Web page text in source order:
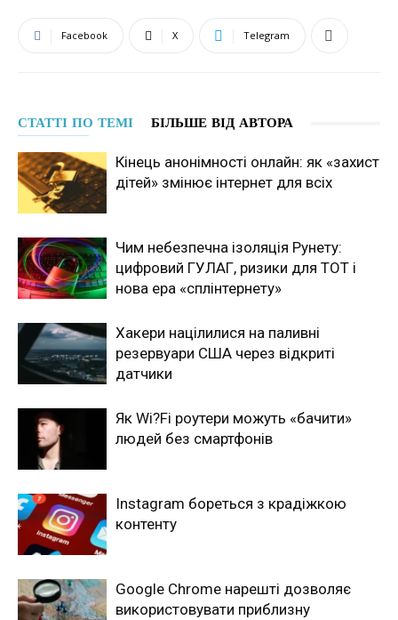
Facebook X Telegram
СТАТТІ ПО ТЕМІ БІЛЬШЕ ВІД АВТОРА
Кінець анонімності онлайн: як «захист
дітей» змінює інтернет для всіх
Чим небезпечна ізоляція Рунету:
цифровий ГУЛАГ, ризики для ТОТ і
нова ера «сплінтернету»
Хакери націлилися на паливні
резервуари США через відкриті
датчики
Як Wi?Fi роутери можуть «бачити»
людей без смартфонів
Instagram бореться з крадіжкою
контенту
Google Chrome нарешті дозволяє
використовувати приблизну